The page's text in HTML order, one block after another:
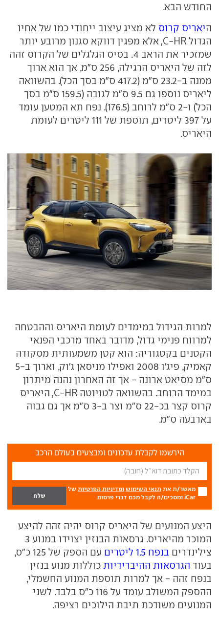
החודש הבא.
היאריס קרוס לא מציג עיצוב ייחודי כמו של אחיו
הגדול C-HR, אלא מפגין דווקא סגנון מרובע יותר
שמזכיר את הראב 4. בסיס הגלגלים של הקרוס זהה
לזה של היאריס הרגילה, 256 ס"מ, אך הוא ארוך
ממנה ב-23.2 ס"מ (417.2 ס"מ בסך הכל). בהשוואה
ליאריס נוספו גם 9.5 ס"מ לגובה (159.5 ס"מ בסך
הכל) ו-2 ס"מ לרוחב (176.5). נפח תא המטען עומד
על 397 ליטרים, תוספת של 111 ליטרים לעומת
היאריס.
למרות הגידול במימדים לעומת היאריס וההבטחה
למרווח פנימי גדול, מדובר באחד מרכבי הפנאי
הקטנים בקטגוריה: הוא קטן משמעותית מסקודה
קאמיק, פיג'ו 2008 ואפילו מניסאן ג'וק, וארוך ב-5
ס"מ מסיאט ארונה - אך זה האחרון נהנה מיתרון
במימד הרוחב. בהשוואה לטויוטה C-HR, היאריס
קרוס קצר בכ-22 ס"מ וצר ב-3 ס"מ אך גם גבוה
בארבעה ס"מ.
הירשמו לקבלת עדכונים ומבצעים בעולם הרכב
מאשר/ת את תנאי השימוש ומדיניות הפרטיות של
iCar ומסכים/ה לקבל מכם דברי פרסום.
היצע המנועים של היאריס קרוס יהיה זהה להיצע
המוכר מהיאריס. גרסאות הבנזין יצוידו במנוע 3
צילינדרים בנפח 1.5 ליטרים
עם הספק של 125 כ"ס,
בעוד הגרסאות ההיברידיות כוללות מנוע בנזין
בנפח זהה - אך למרות תוספת המנוע החשמלי,
ההספק המשולב עומד על 116 כ"ס בלבד. לשני
המנועים משודכת תיבת הילוכים רציפה.